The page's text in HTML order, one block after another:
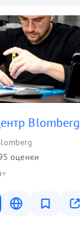
Blomberg
оценки